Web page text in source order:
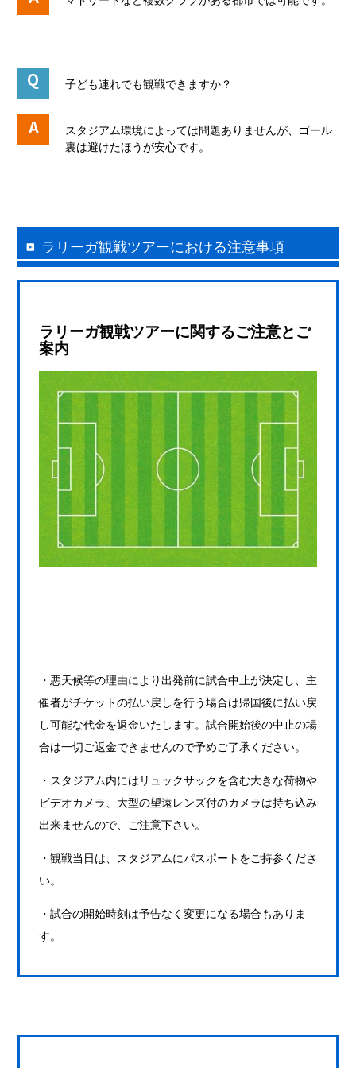
子ども連れでも観戦できますか？
スタジアム環境によっては問題ありませんが、ゴール
裏は避けたほうが安心です。
ラリーガ観戦ツアーにおける注意事項
ラリーガ観戦ツアーに関するご注意とご
案内
・悪天候等の理由により出発前に試合中止が決定し、主
催者がチケットの払い戻しを行う場合は帰国後に払い戻
し可能な代金を返金いたします。試合開始後の中止の場
合は一切ご返金できませんので予めご了承ください。
・スタジアム内にはリュックサックを含む大きな荷物や
ビデオカメラ、大型の望遠レンズ付のカメラは持ち込み
出来ませんので、ご注意下さい。
・観戦当日は、スタジアムにパスポートをご持参くださ
い。
・試合の開始時刻は予告なく変更になる場合もありま
す。